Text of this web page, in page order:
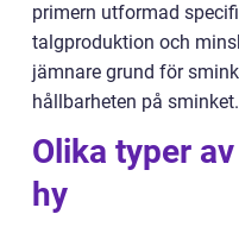
primern utformad
talgproduktion och
jämnare grund för
hållbarheten på sminket.
Olika typer
hy